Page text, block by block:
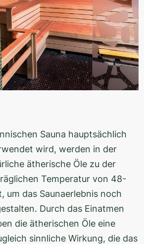
Sauna hauptsächlich
wird, werden in der
ätherische Öle zu der
Temperatur von 48-
um das Saunaerlebnis noch
Durch das Einatmen
die ätherischen Öle eine
sinnliche Wirkung, die das